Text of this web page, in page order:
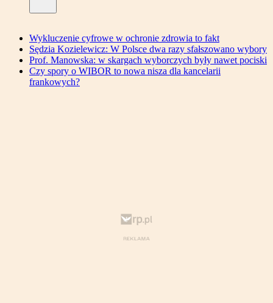
Wykluczenie cyfrowe w ochronie zdrowia to fakt
Sędzia Kozielewicz: W Polsce dwa razy sfałszowano wybory
Prof. Manowska: w skargach wyborczych były nawet pociski
Czy spory o WIBOR to nowa nisza dla kancelarii
frankowych?